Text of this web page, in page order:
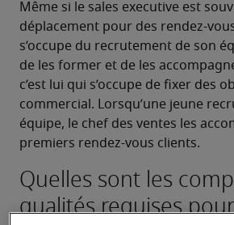
Même si le sales executive est
déplacement pour des rendez-
s’occupe du recrutement de son
de les former et de les
c’est lui qui s’occupe de fixer des
commercial. Lorsqu’une jeune
équipe, le chef des ventes les
premiers rendez-vous clients.
Quelles sont les
qualités requises